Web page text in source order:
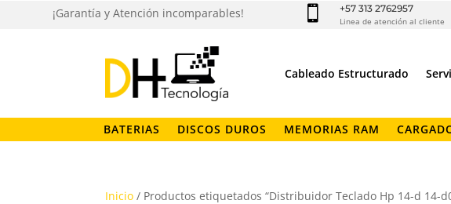
¡Garantía y Atención incomparables!  +57 313 2762957
Linea de atención al cliente
Cableado Estructurado
BATERIAS DISCOS DUROS MEMORIAS RAM
Inicio / Productos etiquetados “Distribuidor Teclado Hp 14-d 14-